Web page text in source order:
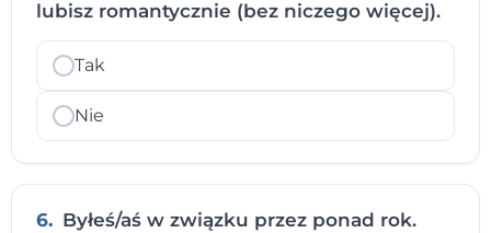
lubisz romantycznie (bez niczego więcej).
Tak
Nie
6. Byłeś/aś w związku przez ponad rok.